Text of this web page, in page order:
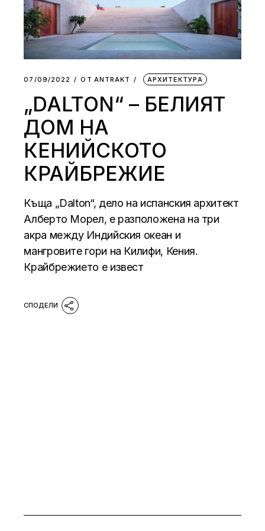
07/09/2022 ОТ АNTRAKT АРХИТЕКТУРА
„DALTON“ – БЕЛИЯТ
ДОМ НА
КЕНИЙСКОТО
КРАЙБРЕЖИЕ
Къща „Dalton“, дело на испанския архитект
Алберто Морел, е разположена на три
акра между Индийския океан и
мангровите гори на Килифи, Кения.
Крайбрежието е извест